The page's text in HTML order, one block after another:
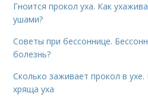
Гноится прокол уха. Как
ушами?
Советы при бессоннице.
болезнь?
Сколько заживает прокол в
хряща уха